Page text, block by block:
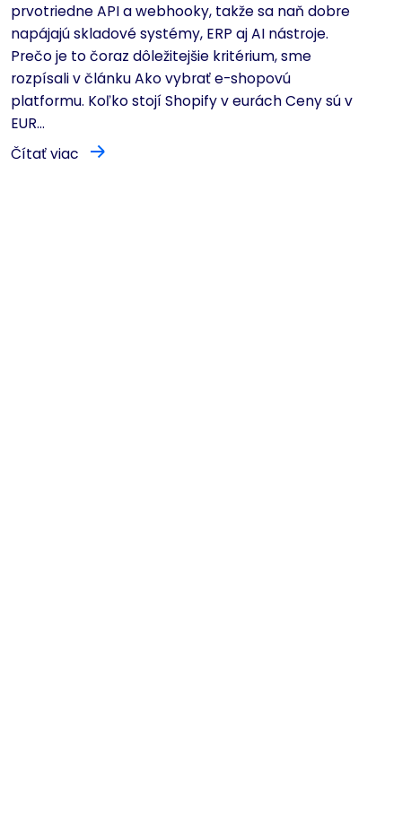
prvotriedne API a webhooky, takže sa naň dobre
napájajú skladové systémy, ERP aj AI nástroje.
Prečo je to čoraz dôležitejšie kritérium, sme
rozpísali v článku Ako vybrať e-shopovú
platformu. Koľko stojí Shopify v eurách Ceny sú v
EUR...
Čítať viac